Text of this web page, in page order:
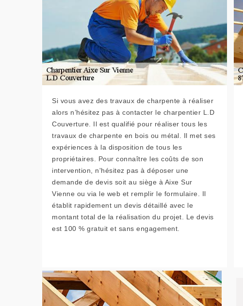
Si vous avez des travaux de charpente à réaliser
alors n’hésitez pas à contacter le charpentier L.D
Couverture. Il est qualifié pour réaliser tous les
travaux de charpente en bois ou métal. Il met ses
expériences à la disposition de tous les
propriétaires. Pour connaître les coûts de son
intervention, n'hésitez pas à déposer une
demande de devis soit au siège à Aixe Sur
Vienne ou via le web et remplir le formulaire. Il
établit rapidement un devis détaillé avec le
montant total de la réalisation du projet. Le devis
est 100 % gratuit et sans engagement.